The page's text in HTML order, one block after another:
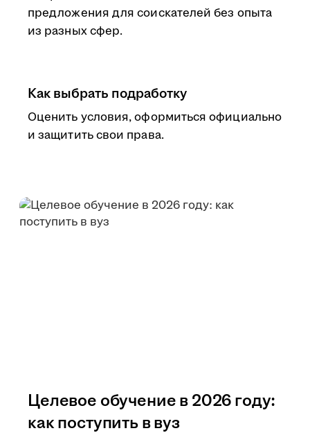
предложения для соискателей без опыта
из разных сфер.
Как выбрать подработку
Оценить условия, оформиться официально
и защитить свои права.
Целевое обучение в 2026 году:
как поступить в вуз